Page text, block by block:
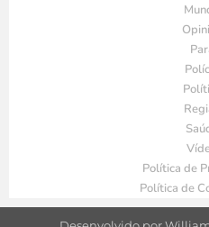
Política de
Política de